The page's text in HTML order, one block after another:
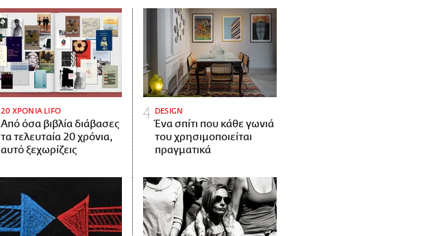
20 ΧΡΟΝΙΑ LIFO
Από όσα βιβλία διάβασες
τα τελευταία 20 χρόνια,
αυτό ξεχωρίζεις
DESIGN
Ένα σπίτι που κάθε γωνιά
του χρησιμοποιείται
πραγματικά